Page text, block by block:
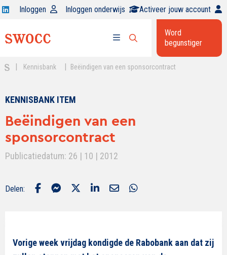
Open
op
Inloggen Inloggen onderwijs Activeer jouw account
Open
zoekbalk
Word
begunstiger
Kennisbank Beëindigen van een sponsorcontract
KENNISBANK ITEM
Beëindigen van een
sponsorcontract
Publicatiedatum: 26 | 10 | 2012
Delen:
Vorige week vrijdag kondigde de Rabobank aan dat zij